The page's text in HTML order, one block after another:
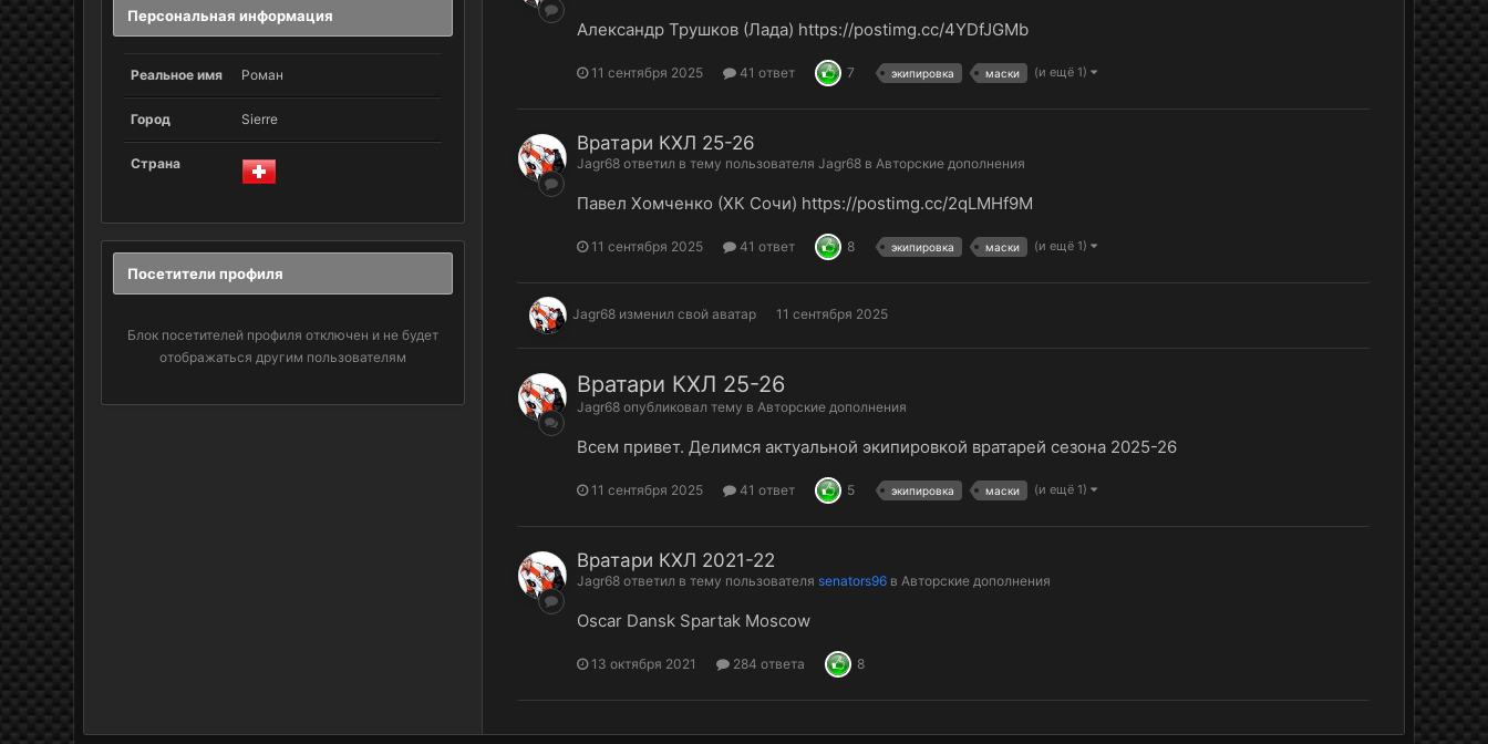
Персональная информация
Реальное имя Роман
Город Sierre
Страна
Посетители профиля
Блок посетителей профиля отключен и не будет
отображаться другим пользователям
Александр Трушков (Лада) https://postimg.cc/4YDfJGMb
11 сентября 2025 41 ответ 7 экипировка маски (и ещё 1)
Вратари КХЛ 25-26
Jagr68 ответил в тему пользователяJagr68 вАвторские дополнения
Павел Хомченко (ХК Сочи) https://postimg.cc/2qLMHf9M
11 сентября 2025 41 ответ 8 экипировка маски (и ещё 1)
Jagr68 изменил свой аватар 11 сентября 2025
Вратари КХЛ 25-26
Jagr68 опубликовал тему вАвторские дополнения
Всем привет. Делимся актуальной экипировкой вратарей сезона 2025-26
11 сентября 2025 41 ответ 5 экипировка маски (и ещё 1)
Вратари КХЛ 2021-22
Jagr68 ответил в тему пользователяsenators96 вАвторские дополнения
Oscar Dansk Spartak Moscow
13 октября 2021 284 ответа 8